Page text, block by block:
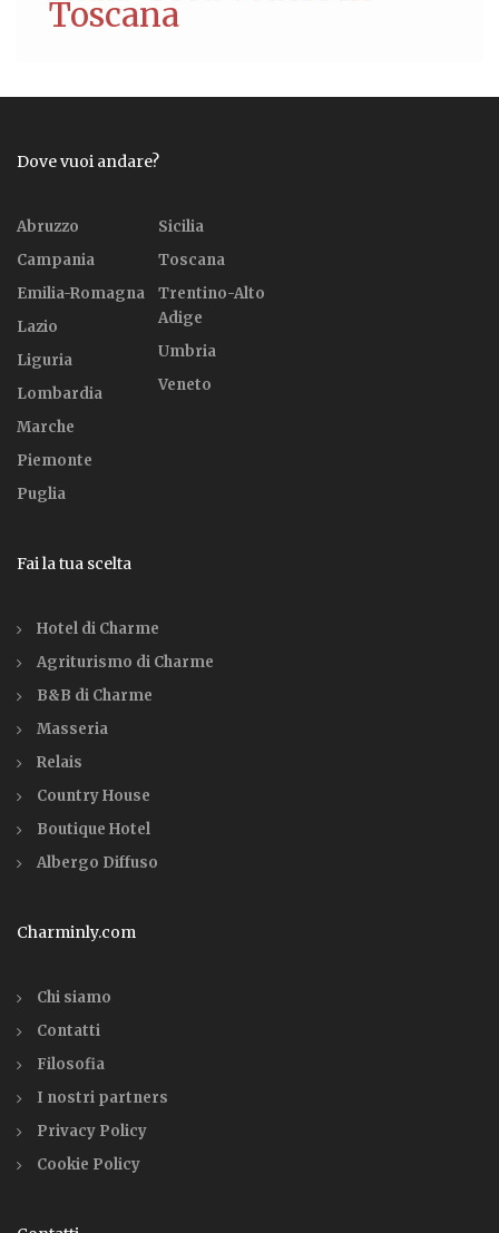
Toscana
Dove vuoi andare?
Abruzzo
Campania
Emilia-Romagna
Lazio
Liguria
Lombardia
Marche
Piemonte
Puglia
Sicilia
Toscana
Trentino-Alto
Adige
Umbria
Veneto
Fai la tua scelta
Hotel di Charme
Agriturismo di Charme
B&B di Charme
Masseria
Relais
Country House
Boutique Hotel
Albergo Diffuso
Charminly.com
Chi siamo
Contatti
Filosofia
I nostri partners
Privacy Policy
Cookie Policy